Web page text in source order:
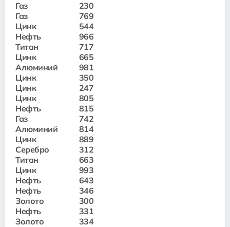
Газ
230
Газ
769
Цинк
544
Нефть
966
Титан
717
Цинк
665
Алюминий
981
Цинк
350
Цинк
247
Цинк
805
Нефть
815
Газ
742
Алюминий
814
Цинк
889
Серебро
312
Титан
663
Цинк
993
Нефть
643
Нефть
346
Золото
300
Нефть
331
Золото
334